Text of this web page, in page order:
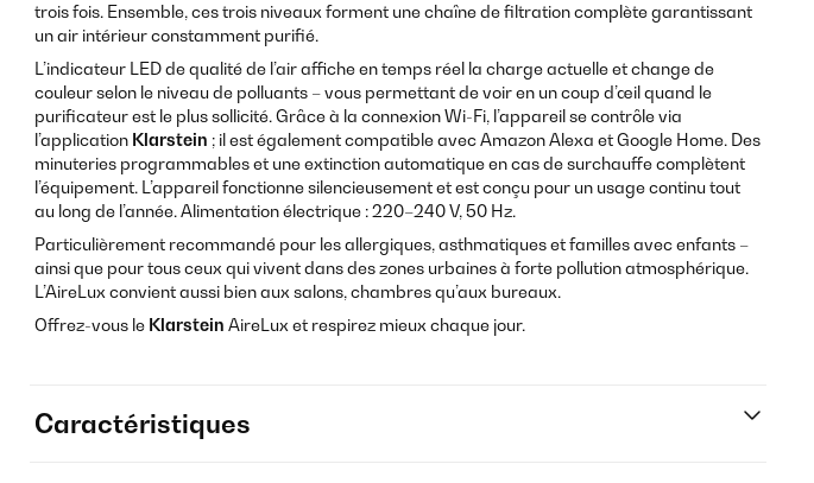
trois fois. Ensemble, ces trois niveaux forment une chaîne de filtration complète garantissant
un air intérieur constamment purifié.
L’indicateur LED de qualité de l’air affiche en temps réel la charge actuelle et change de
couleur selon le niveau de polluants – vous permettant de voir en un coup d’œil quand le
purificateur est le plus sollicité. Grâce à la connexion Wi-Fi, l’appareil se contrôle via
l’application Klarstein ; il est également compatible avec Amazon Alexa et Google Home. Des
minuteries programmables et une extinction automatique en cas de surchauffe complètent
l’équipement. L’appareil fonctionne silencieusement et est conçu pour un usage continu tout
au long de l’année. Alimentation électrique : 220–240 V, 50 Hz.
Particulièrement recommandé pour les allergiques, asthmatiques et familles avec enfants –
ainsi que pour tous ceux qui vivent dans des zones urbaines à forte pollution atmosphérique.
L’AireLux convient aussi bien aux salons, chambres qu’aux bureaux.
Offrez-vous le Klarstein AireLux et respirez mieux chaque jour.
Caractéristiques